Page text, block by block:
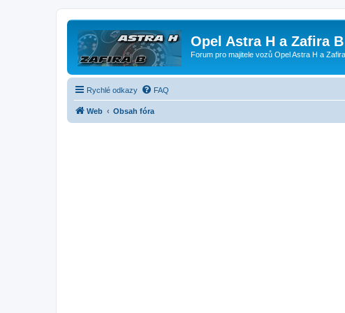
Opel Astra H a Zafira
Forum pro majitele vozů Opel Astra H a
Rychlé odkazy FAQ
Web Obsah fóra